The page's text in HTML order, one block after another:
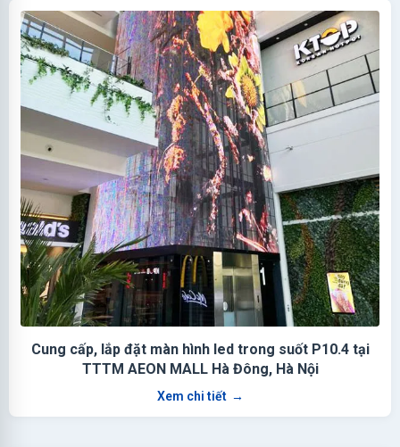
Cung cấp, lắp đặt màn hình led trong suốt P10.4 tại
TTTM AEON MALL Hà Đông, Hà Nội
Xem chi tiết →